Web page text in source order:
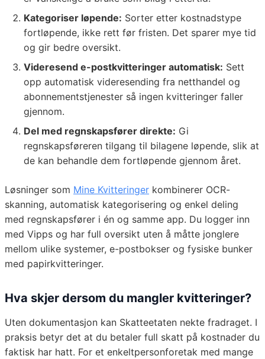
Kategoriser løpende: Sorter etter kostnadstype
fortløpende, ikke rett før fristen. Det sparer mye tid
og gir bedre oversikt.
Videresend e-postkvitteringer automatisk: Sett
opp automatisk videresending fra netthandel og
abonnementstjenester så ingen kvitteringer faller
gjennom.
Del med regnskapsfører direkte: Gi
regnskapsføreren tilgang til bilagene løpende, slik at
de kan behandle dem fortløpende gjennom året.
Løsninger som Mine Kvitteringer kombinerer OCR-
skanning, automatisk kategorisering og enkel deling
med regnskapsfører i én og samme app. Du logger inn
med Vipps og har full oversikt uten å måtte jonglere
mellom ulike systemer, e-postbokser og fysiske bunker
med papirkvitteringer.
Hva skjer dersom du mangler kvitteringer?
Uten dokumentasjon kan Skatteetaten nekte fradraget. I
praksis betyr det at du betaler full skatt på kostnader du
faktisk har hatt. For et enkeltpersonforetak med mange